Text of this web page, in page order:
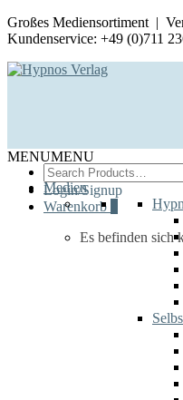
Großes Mediensortiment |
Kundenservice: +49 (0)711
Search
for:
Login/Signup
Warenkorb
Es befinden sich
MENUMENU
Medien